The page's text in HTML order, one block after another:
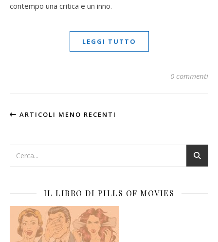
contempo una critica e un inno.
LEGGI TUTTO
0 commenti
ARTICOLI MENO RECENTI
IL LIBRO DI PILLS OF MOVIES